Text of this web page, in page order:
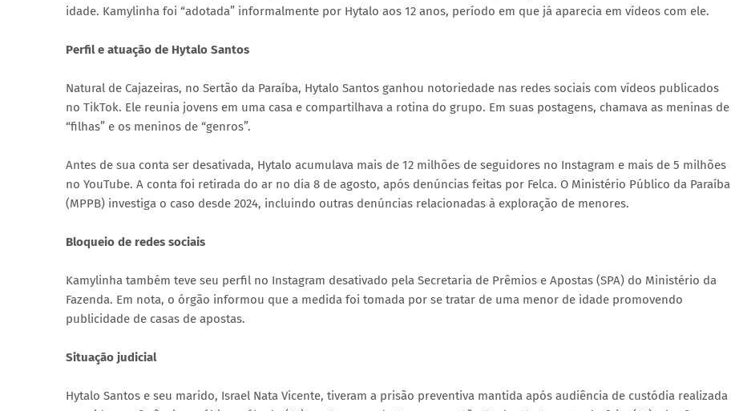
idade. Kamylinha foi “adotada” informalmente por Hytalo aos 12 anos, período em que já aparecia em vídeos com ele.
Perfil e atuação de Hytalo Santos
Natural de Cajazeiras, no Sertão da Paraíba, Hytalo Santos ganhou notoriedade nas redes sociais com vídeos publicados
no TikTok. Ele reunia jovens em uma casa e compartilhava a rotina do grupo. Em suas postagens, chamava as meninas de
“filhas” e os meninos de “genros”.
Antes de sua conta ser desativada, Hytalo acumulava mais de 12 milhões de seguidores no Instagram e mais de 5 milhões
no YouTube. A conta foi retirada do ar no dia 8 de agosto, após denúncias feitas por Felca. O Ministério Público da Paraíba
(MPPB) investiga o caso desde 2024, incluindo outras denúncias relacionadas à exploração de menores.
Bloqueio de redes sociais
Kamylinha também teve seu perfil no Instagram desativado pela Secretaria de Prêmios e Apostas (SPA) do Ministério da
Fazenda. Em nota, o órgão informou que a medida foi tomada por se tratar de uma menor de idade promovendo
publicidade de casas de apostas.
Situação judicial
Hytalo Santos e seu marido, Israel Nata Vicente, tiveram a prisão preventiva mantida após audiência de custódia realizada